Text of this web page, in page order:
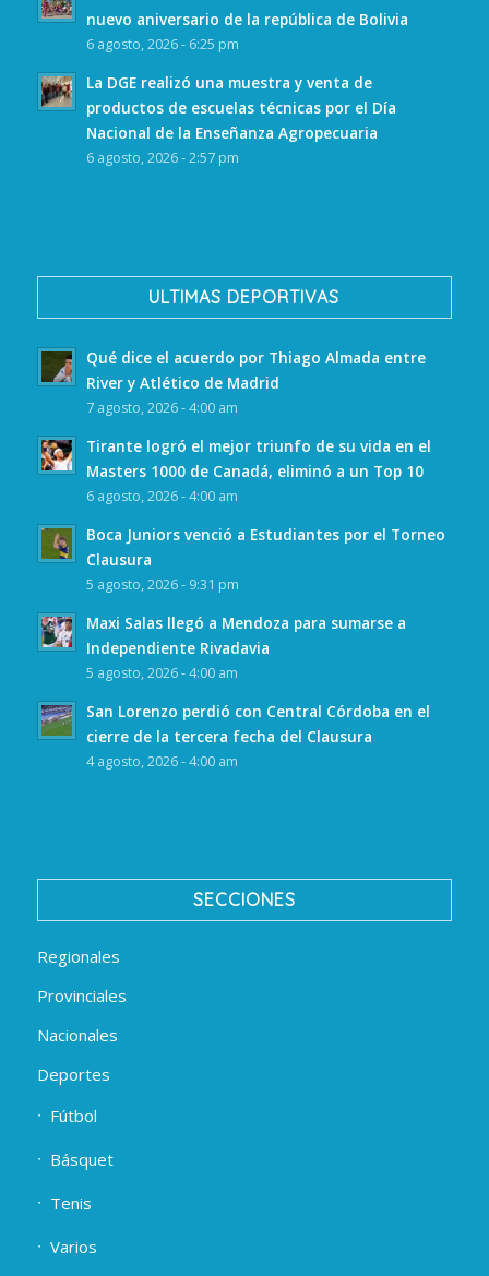
nuevo aniversario de la república de Bolivia
6 agosto, 2026 - 6:25 pm
La DGE realizó una muestra y venta de
productos de escuelas técnicas por el Día
Nacional de la Enseñanza Agropecuaria
6 agosto, 2026 - 2:57 pm
ULTIMAS DEPORTIVAS
Qué dice el acuerdo por Thiago Almada entre
River y Atlético de Madrid
7 agosto, 2026 - 4:00 am
Tirante logró el mejor triunfo de su vida en el
Masters 1000 de Canadá, eliminó a un Top 10
6 agosto, 2026 - 4:00 am
Boca Juniors venció a Estudiantes por el Torneo
Clausura
5 agosto, 2026 - 9:31 pm
Maxi Salas llegó a Mendoza para sumarse a
Independiente Rivadavia
5 agosto, 2026 - 4:00 am
San Lorenzo perdió con Central Córdoba en el
cierre de la tercera fecha del Clausura
4 agosto, 2026 - 4:00 am
SECCIONES
Regionales
Provinciales
Nacionales
Deportes
Fútbol
Básquet
Tenis
Varios